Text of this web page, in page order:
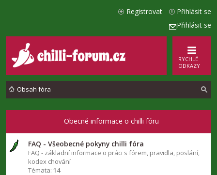
Přihlásit se
Přihlásit se
Registrovat
RYCHLÉ
ODKAZY
Obsah fóra
e
Obecné informace o chilli fóru
FAQ - Všeobecné pokyny chilli fóra
FAQ - základní informace o práci s fórem, pravidla, poslání,
kodex chování
Témata: 14